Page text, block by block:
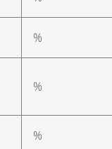
%
%
%